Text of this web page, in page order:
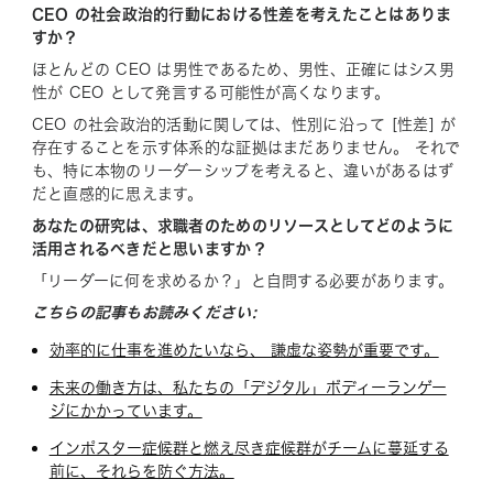
CEO の社会政治的行動における性差を考えたことはありま
すか？
ほとんどの CEO は男性であるため、男性、正確にはシス男
性が CEO として発言する可能性が高くなります。
CEO の社会政治的活動に関しては、性別に沿って [性差] が
存在することを示す体系的な証拠はまだありません。 それで
も、特に本物のリーダーシップを考えると、違いがあるはず
だと直感的に思えます。
あなたの研究は、求職者のためのリソースとしてどのように
活用されるべきだと思いますか？
「リーダーに何を求めるか？」と自問する必要があります。
こちらの記事もお読みください:
効率的に仕事を進めたいなら、 謙虚な姿勢が重要です。
未来の働き方は、私たちの「デジタル」ボディーランゲー
ジにかかっています。
インポスター症候群と燃え尽き症候群がチームに蔓延する
前に、それらを防ぐ方法。